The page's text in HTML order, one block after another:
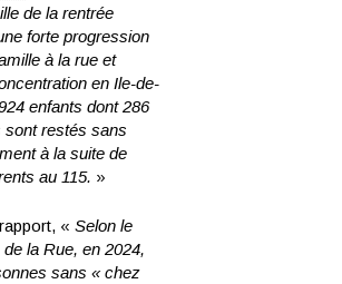
de la rentrée
forte progression
à la rue et
en Ile-de-
enfants dont 286
sont restés sans
à la suite de
au 115. »
«Selon le
la Rue, en 2024,
sans « chez